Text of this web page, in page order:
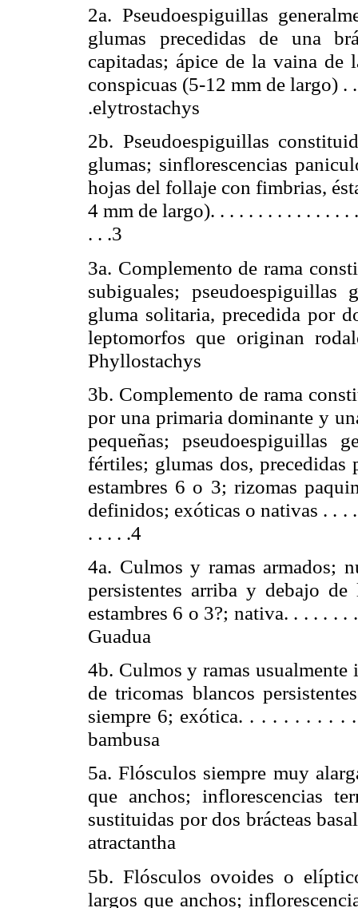
2a. Pseudoespiguillas
glumas precedidas de una
capitadas; ápice de la vaina
conspicuas (5-12 mm de largo) .
.elytrostachys
2b. Pseudoespiguillas
glumas; sinflorescencias
hojas del follaje con fimbrias,
4 mm de largo). . . . . . . . . . . . . . .
. . .3
3a. Complemento de rama
subiguales; pseudoespiguillas
gluma solitaria, precedida por
leptomorfos que originan
Phyllostachys
3b. Complemento de rama
por una primaria dominante y
pequeñas; pseudoespiguillas
fértiles; glumas dos, precedidas
estambres 6 o 3; rizomas
definidos; exóticas o nativas . . .
. . . . .4
4a. Culmos y ramas armados;
persistentes arriba y debajo
estambres 6 o 3?; nativa. . . . . .
Guadua
4b. Culmos y ramas
de tricomas blancos
siempre 6; exótica. . . . . . . . .
bambusa
5a. Flósculos siempre muy
que anchos; inflorescencias
sustituidas por dos brácteas
atractantha
5b. Flósculos ovoides o
largos que anchos;